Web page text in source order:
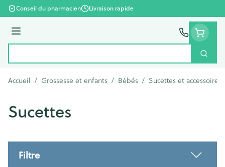
Aller au contenu
Conseil du pharmacien Livraison rapide
Menu
Accueil / Grossesse et enfants / Bébés / Sucettes et accessoires
Sucettes
Filtre